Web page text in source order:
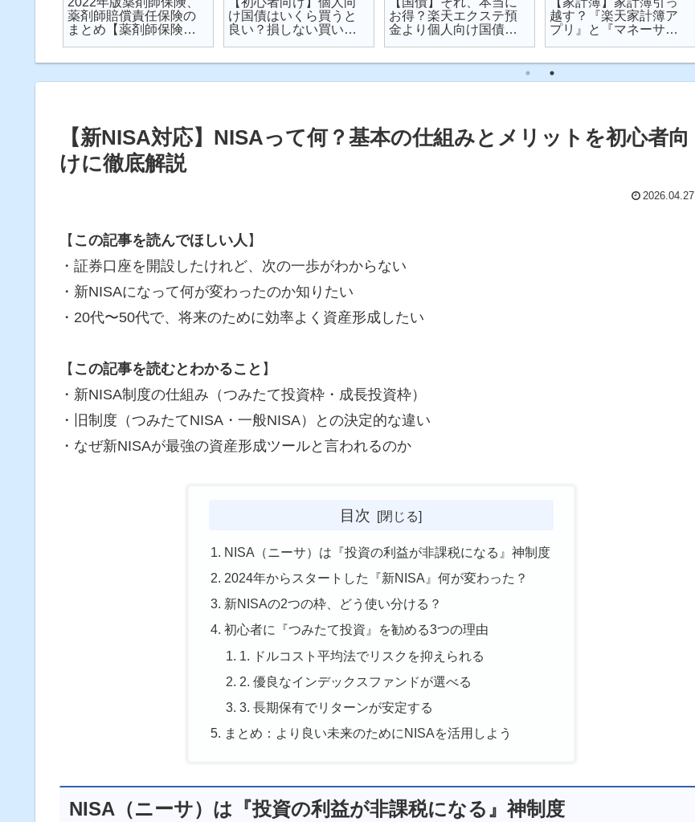
薬剤師賠償責任保険の
まとめ【薬剤師保険】
け国債はいくら買うと
良い？損しない買い方
お得？楽天エクステ預
金より個人向け国債を
越す？『楽天家計簿ア
プリ』と『マネーサポ
【新NISA対応】NISAって何？基本の仕組みとメリットを初心者向
けに徹底解説
2026.04.27
【 この記事を読んでほしい人 】
・証券口座を開設したけれど、次の一歩がわからない
・新NISAになって何が変わったのか知りたい
・20代〜50代で、将来のために効率よく資産形成したい
【 この記事を読むとわかること 】
・新NISA制度の仕組み（つみたて投資枠・成長投資枠）
・旧制度（つみたてNISA・一般NISA）との決定的な違い
・なぜ新NISAが最強の資産形成ツールと言われるのか
目次
NISA（ニーサ）は『投資の利益が非課税になる』神制度
2024年からスタートした『新NISA』何が変わった？
新NISAの2つの枠、どう使い分ける？
初心者に『つみたて投資』を勧める3つの理由
1. ドルコスト平均法でリスクを抑えられる
2. 優良なインデックスファンドが選べる
3. 長期保有でリターンが安定する
まとめ：より良い未来のためにNISAを活用しよう
NISA（ニーサ）は『投資の利益が非課税になる』神制度